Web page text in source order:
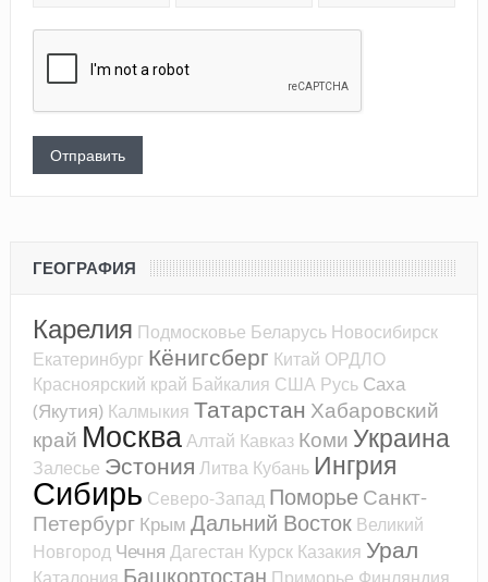
ГЕОГРАФИЯ
Карелия Подмосковье Беларусь Новосибирск
Екатеринбург Кёнигсберг Китай ОРДЛО
Красноярский край Байкалия США Русь Саха
(Якутия) Калмыкия Татарстан Хабаровский
край МоскваАлтай Кавказ Коми Украина
Залесье Эстония Литва Кубань Ингрия
Сибирь Северо-Запад Поморье Санкт-
Петербург Крым Дальний Восток Великий
Новгород Чечня Дагестан Курск Казакия Урал
Башкортостан